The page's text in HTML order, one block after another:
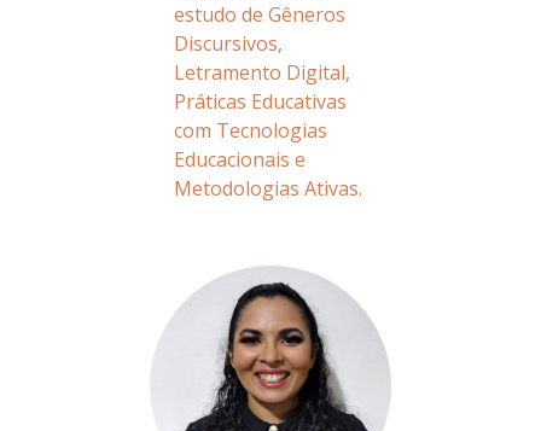
estudo de Gêneros
Discursivos,
Letramento Digital,
Práticas Educativas
com Tecnologias
Educacionais e
Metodologias Ativas.